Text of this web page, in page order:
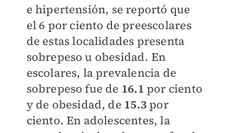
e hipertensión, se reportó que
el 6 por ciento de preescolares
de estas localidades presenta
sobrepeso u obesidad. En
escolares, la prevalencia de
sobrepeso fue de 16.1 por ciento
y de obesidad, de 15.3 por
ciento. En adolescentes, la